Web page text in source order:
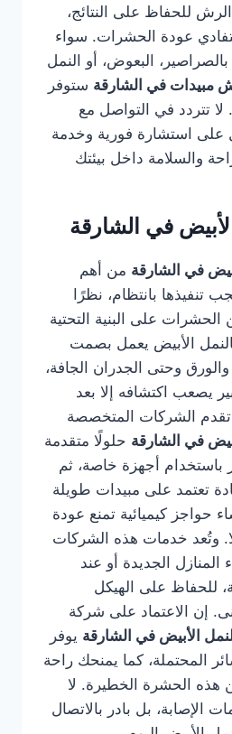
للحفاظ على النتائج،
عودة الحشرات. سواء
البعوض، أو النمل
مبيدات في الشارقة ستوفر
لا تتردد في التواصل مع
استشارة فورية وخدمة
والسلامة داخل بيئتك
في الشارقة
في الشارقة من أهم
تنفيذها بانتظام، نظرًا
على البنية التحتية
الأبيض يعمل بصمت
وحتى الجدران الجافة،
يصعب اكتشافه إلا بعد
تقدم الشركات المتخصصة
في الشارقة حلولًا متقدمة
أجهزة خاصة، ثم
تعتمد على مبيدات طويلة
حواجز كيميائية تمنع عودة
وتُعد خدمات هذه الشركات
الجديدة أو عند
للحفاظ على الهيكل
إن الاعتماد على شركة
الأبيض في الشارقة يوفر
المحتملة، كما يمنحك راحة
هذه الحشرة الخطيرة. لا
الإصابة، بل بادر بالاتصال